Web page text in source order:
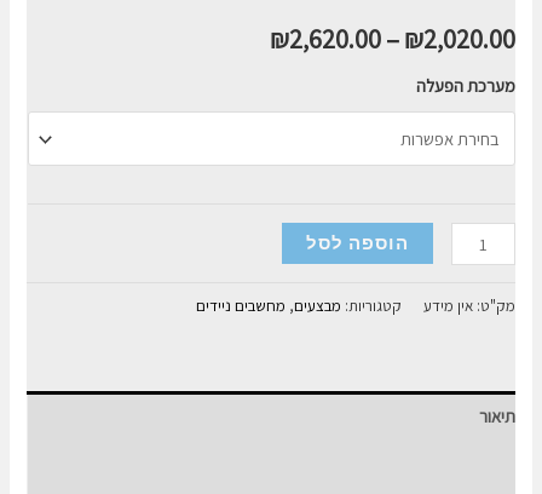
₪2,020.00
–
₪2,620.00
מערכת הפעלה
כמות
של
מחשב
VivoBook
הוספה לסל
מק"ט:אין מידע קטגוריות: מבצעים, מחשבים ניידים
תיאור